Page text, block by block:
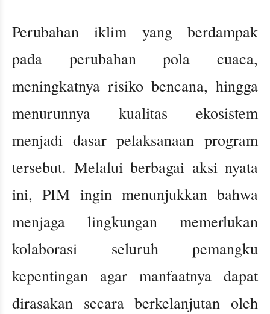
Perubahan iklim yang berdampak
pada perubahan pola cuaca,
meningkatnya risiko bencana, hingga
menurunnya kualitas ekosistem
menjadi dasar pelaksanaan program
tersebut. Melalui berbagai aksi nyata
ini, PIM ingin menunjukkan bahwa
menjaga lingkungan memerlukan
kolaborasi seluruh pemangku
kepentingan agar manfaatnya dapat
dirasakan secara berkelanjutan oleh